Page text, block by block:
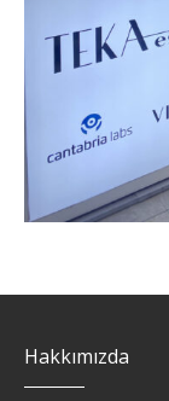
Hakkımızda